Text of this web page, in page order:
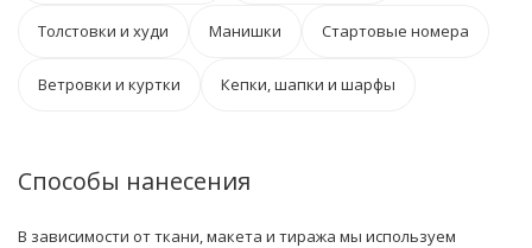
Толстовки и худи Манишки Стартовые номера
Ветровки и куртки Кепки, шапки и шарфы
Способы нанесения
В зависимости от ткани, макета и тиража мы используем